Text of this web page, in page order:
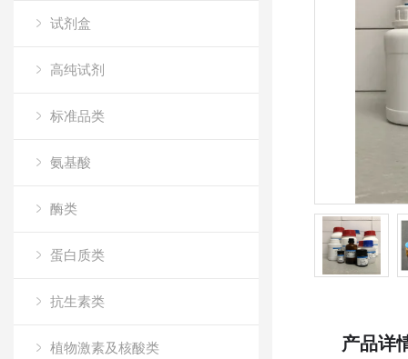
试剂盒
高纯试剂
标准品类
氨基酸
酶类
蛋白质类
抗生素类
植物激素及核酸类 产品详